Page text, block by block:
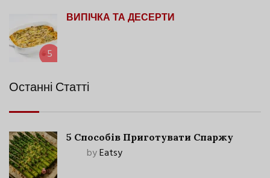
5
ВИПІЧКА ТА ДЕСЕРТИ
Останні Статті
5 Способів Приготувати Спаржу
byEatsy